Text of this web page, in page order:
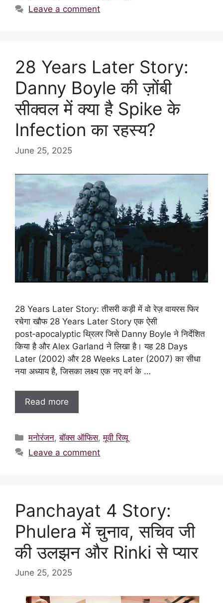
Leave a comment
28 Years Later Story:
Danny Boyle की ज़ोंबी
सीक्वल में क्या है Spike के
Infection का रहस्य?
June 25, 2025
28 Years Later Story: तीसरी कड़ी में वो रेज़ वायरस फिर
रचेगा खौफ 28 Years Later Story एक ऐसी
post‑apocalyptic थ्रिलर जिसे Danny Boyle ने निर्देशित
किया है और Alex Garland ने लिखा है। यह 28 Days
Later (2002) और 28 Weeks Later (2007) का सीधा
नया अध्याय है, जिसका लक्ष्य एक नए वर्ग के …
Read more
Categories
मनोरंजन,बॉक्स ऑफिस,मूवी रिव्यू
Leave a comment
Panchayat 4 Story:
Phulera में चुनाव, सचिव जी
की उलझन और Rinki से प्यार
June 25, 2025